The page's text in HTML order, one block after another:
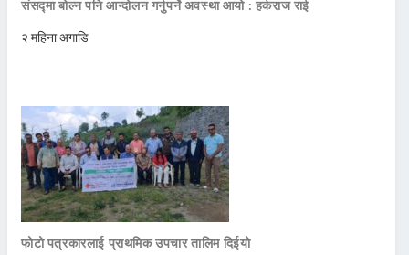
संसद्मा बोल्न पनि आन्दोलन गर्नुपर्ने अवस्था आयो : हर्कराज राई
२ महिना अगाडि
फोटो पत्रकारलाई प्राथमिक उपचार तालिम दिईयो